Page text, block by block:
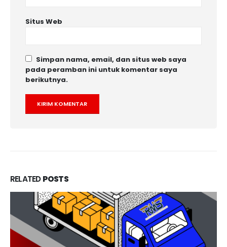
Situs Web
Simpan nama, email, dan situs web saya
pada peramban ini untuk komentar saya
berikutnya.
RELATEDPOSTS